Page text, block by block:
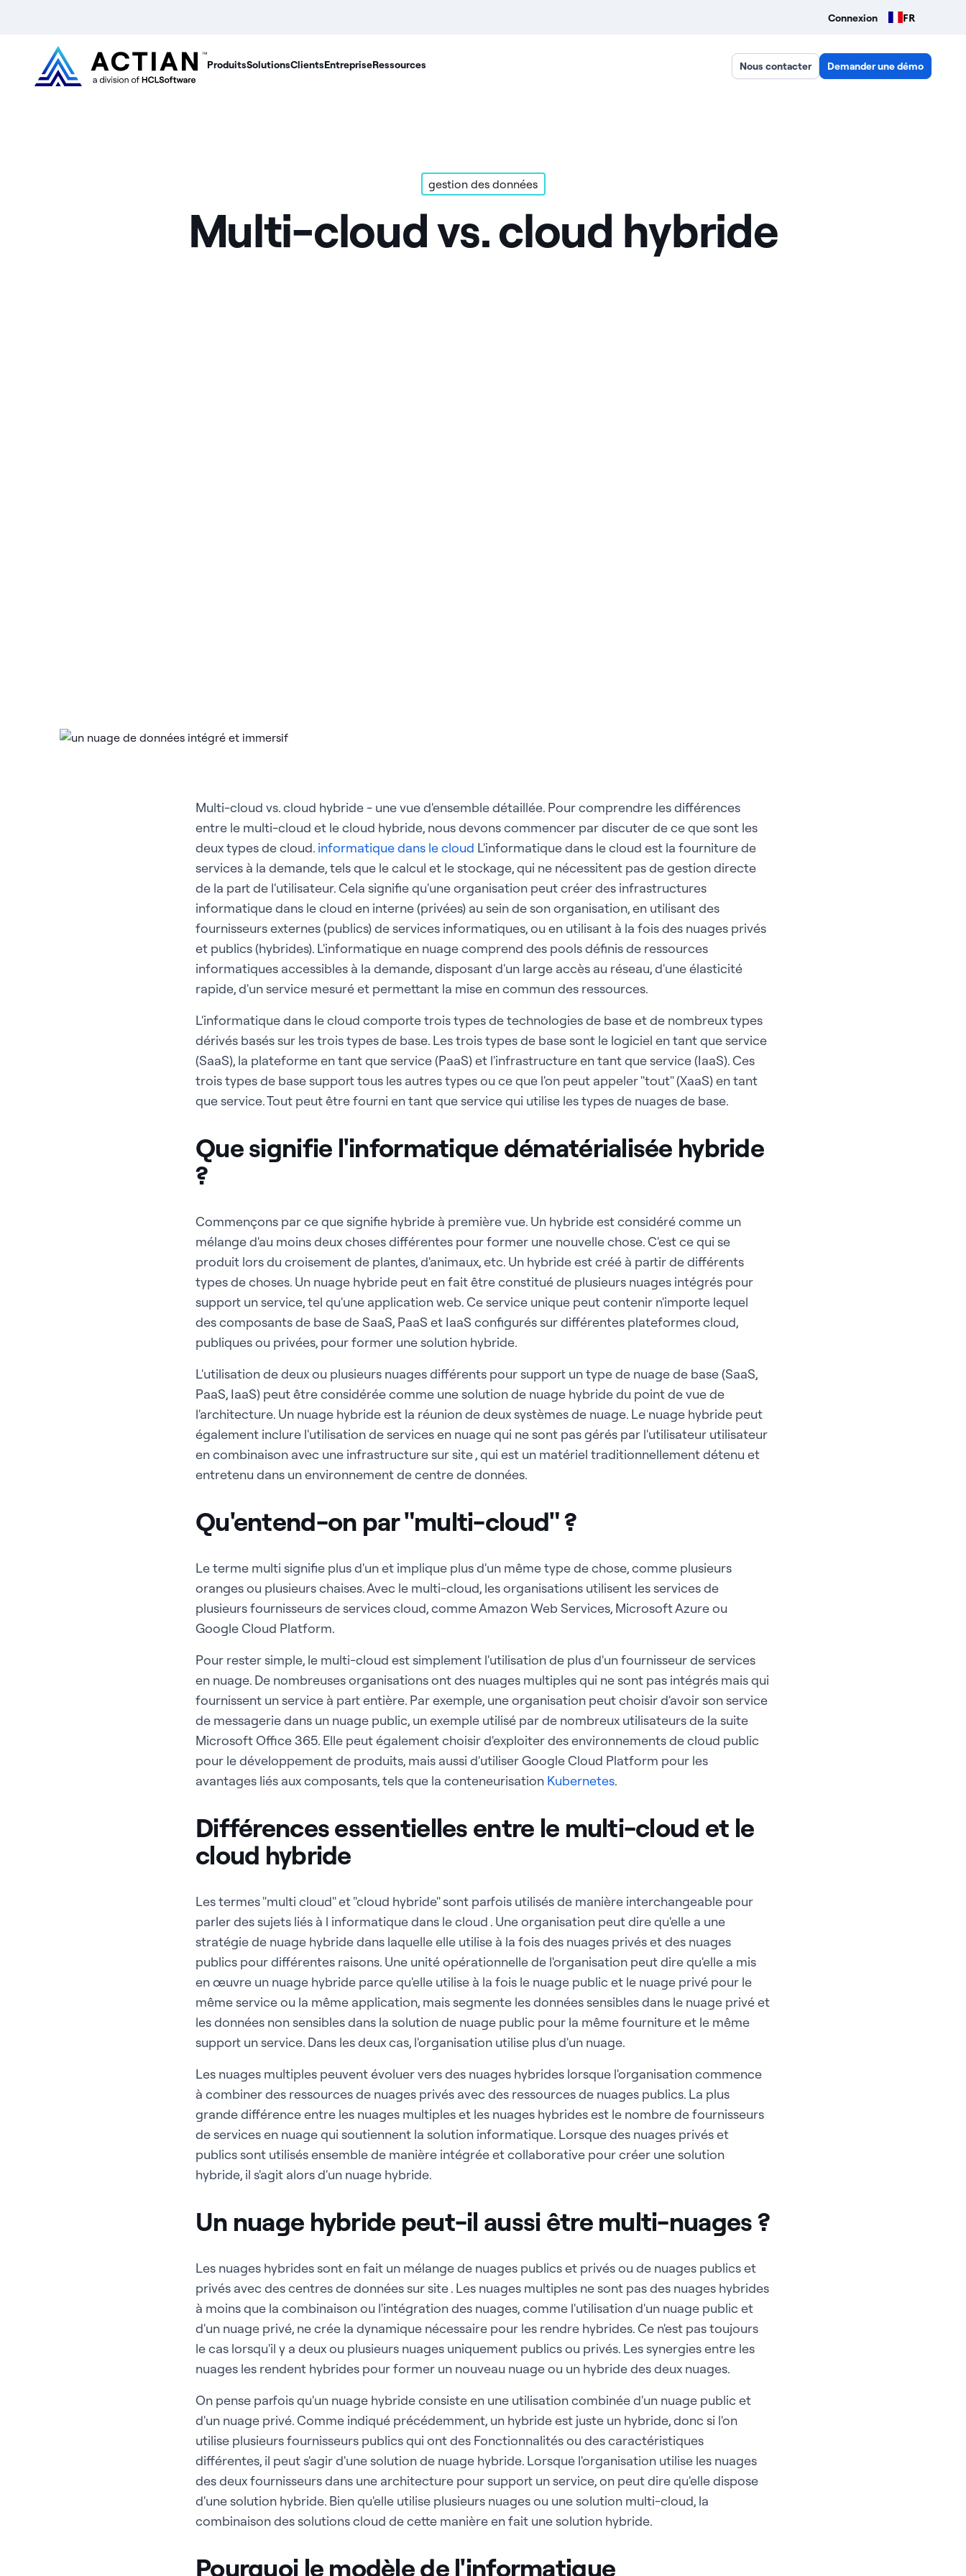
Connexion FR
ProduitsSolutionsClientsEntrepriseRessources Nous contacter Demander une démo
gestion des données
Multi-cloud vs. cloud hybride
Multi-cloud vs. cloud hybride - une vue d'ensemble détaillée. Pour comprendre les différences
entre le multi-cloud et le cloud hybride, nous devons commencer par discuter de ce que sont les
deux types de cloud. informatique dans le cloud L'informatique dans le cloud est la fourniture de
services à la demande, tels que le calcul et le stockage, qui ne nécessitent pas de gestion directe
de la part de l'utilisateur. Cela signifie qu'une organisation peut créer des infrastructures
informatique dans le cloud en interne (privées) au sein de son organisation, en utilisant des
fournisseurs externes (publics) de services informatiques, ou en utilisant à la fois des nuages privés
et publics (hybrides). L'informatique en nuage comprend des pools définis de ressources
informatiques accessibles à la demande, disposant d'un large accès au réseau, d'une élasticité
rapide, d'un service mesuré et permettant la mise en commun des ressources.
L'informatique dans le cloud comporte trois types de technologies de base et de nombreux types
dérivés basés sur les trois types de base. Les trois types de base sont le logiciel en tant que service
(SaaS), la plateforme en tant que service (PaaS) et l'infrastructure en tant que service (IaaS). Ces
trois types de base support tous les autres types ou ce que l'on peut appeler "tout" (XaaS) en tant
que service. Tout peut être fourni en tant que service qui utilise les types de nuages de base.
Que signifie l'informatique dématérialisée hybride
?
Commençons par ce que signifie hybride à première vue. Un hybride est considéré comme un
mélange d'au moins deux choses différentes pour former une nouvelle chose. C'est ce qui se
produit lors du croisement de plantes, d'animaux, etc. Un hybride est créé à partir de différents
types de choses. Un nuage hybride peut en fait être constitué de plusieurs nuages intégrés pour
support un service, tel qu'une application web. Ce service unique peut contenir n'importe lequel
des composants de base de SaaS, PaaS et IaaS configurés sur différentes plateformes cloud,
publiques ou privées, pour former une solution hybride.
L'utilisation de deux ou plusieurs nuages différents pour support un type de nuage de base (SaaS,
PaaS, IaaS) peut être considérée comme une solution de nuage hybride du point de vue de
l'architecture. Un nuage hybride est la réunion de deux systèmes de nuage. Le nuage hybride peut
également inclure l'utilisation de services en nuage qui ne sont pas gérés par l'utilisateur utilisateur
en combinaison avec une infrastructure sur site , qui est un matériel traditionnellement détenu et
entretenu dans un environnement de centre de données.
Qu'entend-on par "multi-cloud" ?
Le terme multi signifie plus d'un et implique plus d'un même type de chose, comme plusieurs
oranges ou plusieurs chaises. Avec le multi-cloud, les organisations utilisent les services de
plusieurs fournisseurs de services cloud, comme Amazon Web Services, Microsoft Azure ou
Google Cloud Platform.
Pour rester simple, le multi-cloud est simplement l'utilisation de plus d'un fournisseur de services
en nuage. De nombreuses organisations ont des nuages multiples qui ne sont pas intégrés mais qui
fournissent un service à part entière. Par exemple, une organisation peut choisir d'avoir son service
de messagerie dans un nuage public, un exemple utilisé par de nombreux utilisateurs de la suite
Microsoft Office 365. Elle peut également choisir d'exploiter des environnements de cloud public
pour le développement de produits, mais aussi d'utiliser Google Cloud Platform pour les
avantages liés aux composants, tels que la conteneurisation Kubernetes.
Différences essentielles entre le multi-cloud et le
cloud hybride
Les termes "multi cloud" et "cloud hybride" sont parfois utilisés de manière interchangeable pour
parler des sujets liés à l informatique dans le cloud . Une organisation peut dire qu'elle a une
stratégie de nuage hybride dans laquelle elle utilise à la fois des nuages privés et des nuages
publics pour différentes raisons. Une unité opérationnelle de l'organisation peut dire qu'elle a mis
en œuvre un nuage hybride parce qu'elle utilise à la fois le nuage public et le nuage privé pour le
même service ou la même application, mais segmente les données sensibles dans le nuage privé et
les données non sensibles dans la solution de nuage public pour la même fourniture et le même
support un service. Dans les deux cas, l'organisation utilise plus d'un nuage.
Les nuages multiples peuvent évoluer vers des nuages hybrides lorsque l'organisation commence
à combiner des ressources de nuages privés avec des ressources de nuages publics. La plus
grande différence entre les nuages multiples et les nuages hybrides est le nombre de fournisseurs
de services en nuage qui soutiennent la solution informatique. Lorsque des nuages privés et
publics sont utilisés ensemble de manière intégrée et collaborative pour créer une solution
hybride, il s'agit alors d'un nuage hybride.
Un nuage hybride peut-il aussi être multi-nuages ?
Les nuages hybrides sont en fait un mélange de nuages publics et privés ou de nuages publics et
privés avec des centres de données sur site . Les nuages multiples ne sont pas des nuages hybrides
à moins que la combinaison ou l'intégration des nuages, comme l'utilisation d'un nuage public et
d'un nuage privé, ne crée la dynamique nécessaire pour les rendre hybrides. Ce n'est pas toujours
le cas lorsqu'il y a deux ou plusieurs nuages uniquement publics ou privés. Les synergies entre les
nuages les rendent hybrides pour former un nouveau nuage ou un hybride des deux nuages.
On pense parfois qu'un nuage hybride consiste en une utilisation combinée d'un nuage public et
d'un nuage privé. Comme indiqué précédemment, un hybride est juste un hybride, donc si l'on
utilise plusieurs fournisseurs publics qui ont des Fonctionnalités ou des caractéristiques
différentes, il peut s'agir d'une solution de nuage hybride. Lorsque l'organisation utilise les nuages
des deux fournisseurs dans une architecture pour support un service, on peut dire qu'elle dispose
d'une solution hybride. Bien qu'elle utilise plusieurs nuages ou une solution multi-cloud, la
combinaison des solutions cloud de cette manière en fait une solution hybride.
Pourquoi le modèle de l'informatique